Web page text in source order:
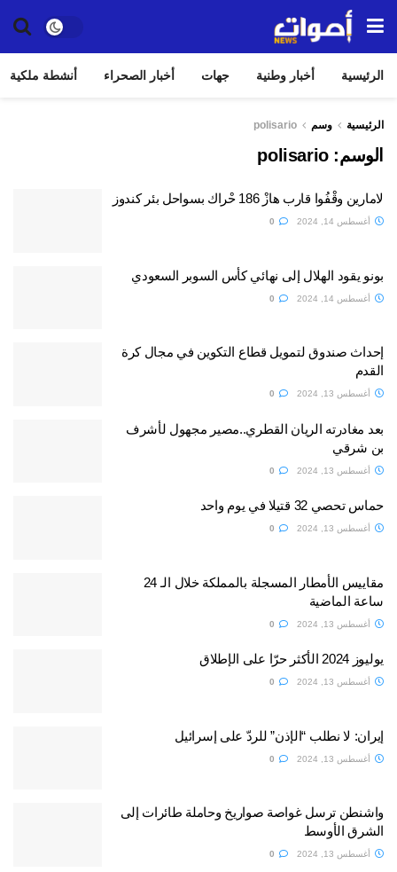
الرئيسية أخبار وطنية جهات أخبار الصحراء أنشطة ملكية
الرئيسية وسم polisario
الوسم:polisario
لامارين وقْفُوا قارب هازْ 186 حْراك بسواحل بئر كندوز
أغسطس 14, 2024
بونو يقود الهلال إلى نهائي كأس السوبر السعودي
أغسطس 14, 2024
إحداث صندوق لتمويل قطاع التكوين في مجال كرة
القدم
أغسطس 13, 2024
بعد مغادرته الريان القطري..مصير مجهول لأشرف
بن شرقي
أغسطس 13, 2024
حماس تحصي 32 قتيلا في يوم واحد
أغسطس 13, 2024
مقاييس الأمطار المسجلة بالمملكة خلال الـ 24
ساعة الماضية
أغسطس 13, 2024
يوليوز 2024 الأكثر حرّا على الإطلاق
أغسطس 13, 2024
إيران: لا نطلب “الإذن” للردّ على إسرائيل
أغسطس 13, 2024
واشنطن ترسل غواصة صواريخ وحاملة طائرات إلى
الشرق الأوسط
أغسطس 13, 2024